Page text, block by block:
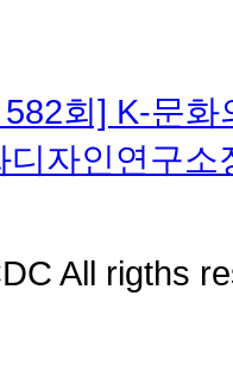
회] K-문
디자인연구소
All rigths